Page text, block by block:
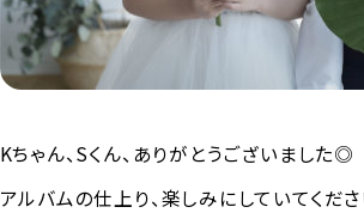
Kちゃん、Sくん、ありがとうございました◎
アルバムの仕上り、楽しみにしていてくださ